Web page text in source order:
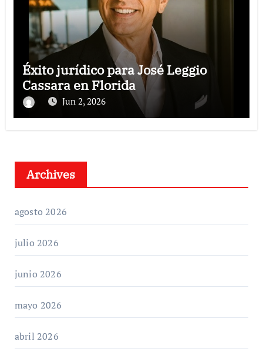
Éxito jurídico para José Leggio
Cassara en Florida
Jun 2, 2026
Archives
agosto 2026
julio 2026
junio 2026
mayo 2026
abril 2026